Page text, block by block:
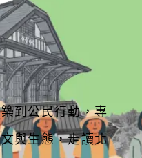
到公民行動，專
與生態，走讀北